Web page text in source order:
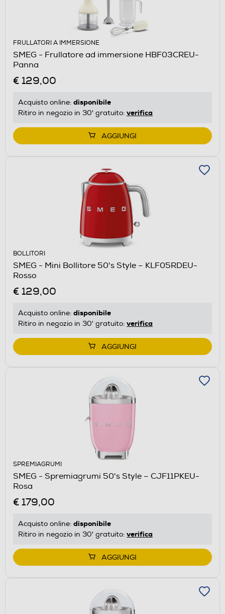
FRULLATORI A IMMERSIONE
SMEG - Frullatore ad immersione HBF03CREU-
Panna
€ 129,00
Acquisto online: disponibile
Ritiro in negozio in 30' gratuito: verifica
AGGIUNGI
BOLLITORI
SMEG - Mini Bollitore 50's Style – KLF05RDEU-
Rosso
€ 129,00
Acquisto online: disponibile
Ritiro in negozio in 30' gratuito: verifica
AGGIUNGI
SPREMIAGRUMI
SMEG - Spremiagrumi 50's Style – CJF11PKEU-
Rosa
€ 179,00
Acquisto online: disponibile
Ritiro in negozio in 30' gratuito: verifica
AGGIUNGI